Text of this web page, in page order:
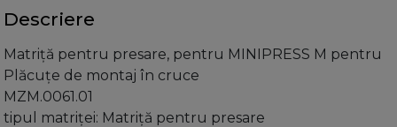
Descriere
Matriţă pentru presare, pentru MINIPRESS M pentru
Plăcuţe de montaj în cruce
MZM.0061.01
tipul matriţei: Matriţă pentru presare